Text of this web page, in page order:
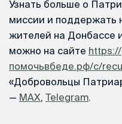
Узнать больше о
миссии и поддержать
жителей на Донбассе
можно на сайте https://
помочьвбеде.рф/c/
«Добровольцы
— MAX, Telegram.